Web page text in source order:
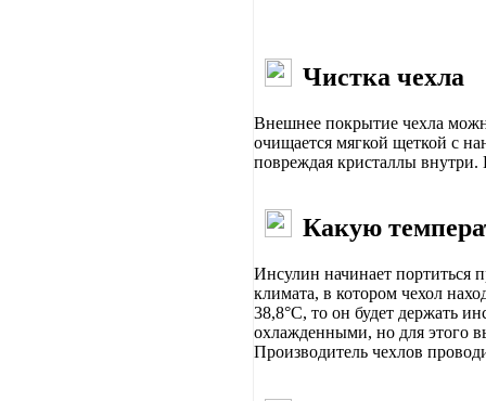
Чистка чехла
Внешнее покрытие чехла
очищается мягкой щеткой с
повреждая кристаллы
Какую
Инсулин начинает портиться
климата, в котором чехол
38,8°C, то он будет держать
охлажденными, но для этого
Производитель чехлов